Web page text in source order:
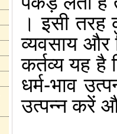
।इसी तरह
व्यवसाय और
कर्तव्य यह है
धर्म-भाव
उत्पन्न करें